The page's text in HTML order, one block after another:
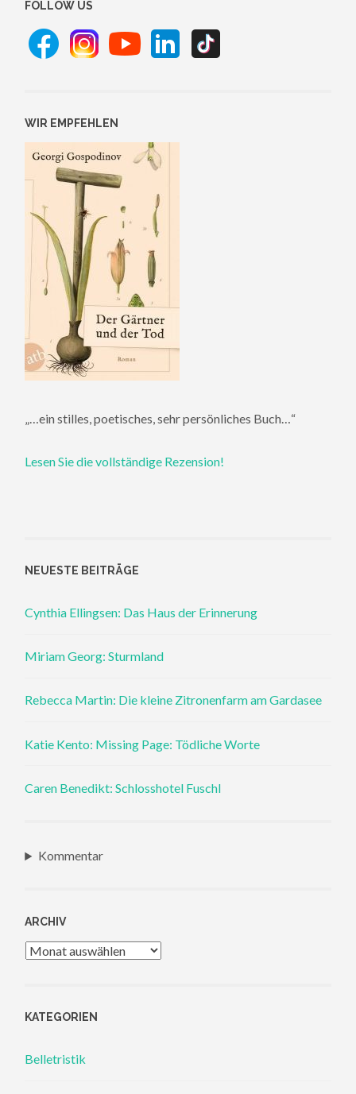
FOLLOW US
WIR EMPFEHLEN
„…ein stilles, poetisches, sehr persönliches Buch…“
Lesen Sie die vollständige Rezension!
NEUESTE BEITRÄGE
Cynthia Ellingsen: Das Haus der Erinnerung
Miriam Georg: Sturmland
Rebecca Martin: Die kleine Zitronenfarm am Gardasee
Katie Kento: Missing Page: Tödliche Worte
Caren Benedikt: Schlosshotel Fuschl
Kommentar
ARCHIV
Archiv
KATEGORIEN
Belletristik